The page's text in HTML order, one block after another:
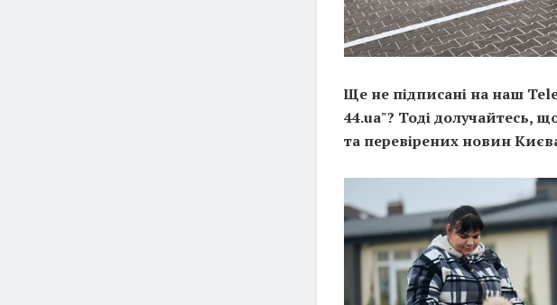
Ще не підписані на наш
44.ua"? Тоді долучайтесь,
та перевірених новин